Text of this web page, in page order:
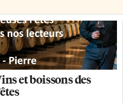
et boissons des